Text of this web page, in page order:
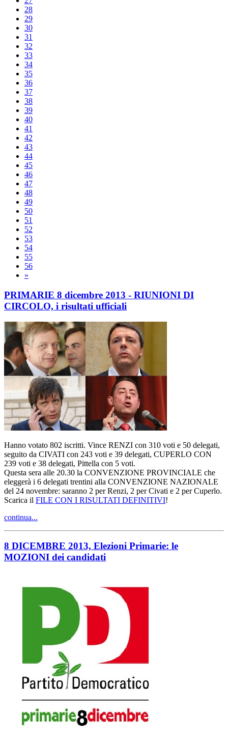
28
29
30
31
32
33
34
35
36
37
38
39
40
41
42
43
44
45
46
47
48
49
50
51
52
53
54
55
56
»
PRIMARIE 8 dicembre 2013 - RIUNIONI DI
CIRCOLO, i risultati ufficiali
Hanno votato 802 iscritti. Vince RENZI con 310 voti e 50 delegati,
seguito da CIVATI con 243 voti e 39 delegati, CUPERLO CON
239 voti e 38 delegati, Pittella con 5 voti.
Questa sera alle 20.30 la CONVENZIONE PROVINCIALE che
eleggerà i 6 delegati trentini alla CONVENZIONE NAZIONALE
del 24 novembre: saranno 2 per Renzi, 2 per Civati e 2 per Cuperlo.
Scarica il FILE CON I RISULTATI DEFINITIVI!
continua...
8 DICEMBRE 2013, Elezioni Primarie: le
MOZIONI dei candidati